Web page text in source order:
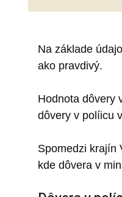
Na základe
ako pravdivý.
Hodnota dôvery
dôvery v políicu
Spomedzi krajín
kde dôvera v